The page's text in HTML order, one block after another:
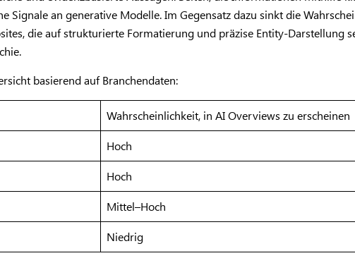
Signale an generative Modelle. Im Gegensatz dazu sinkt die
die auf strukturierte Formatierung und präzise Entity-Darstellung
basierend auf Branchendaten:
Wahrscheinlichkeit, in AI Overviews zu erscheinen
Hoch
Hoch
Mittel–Hoch
Niedrig